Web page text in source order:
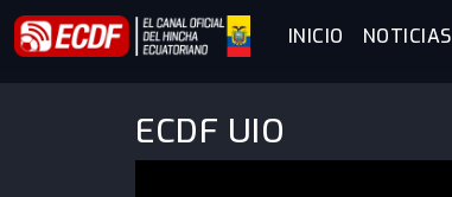
INICIO NOTICIAS
ECDF UIO